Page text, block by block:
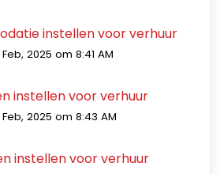
instellen voor verhuur
2025 om 8:41 AM
instellen voor verhuur
2025 om 8:43 AM
instellen voor verhuur